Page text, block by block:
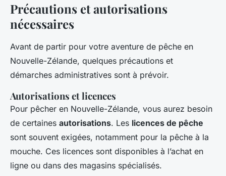
Précautions et autorisations
nécessaires
Avant de partir pour votre aventure de pêche en
Nouvelle-Zélande, quelques précautions et
démarches administratives sont à prévoir.
Autorisations et licences
Pour pêcher en Nouvelle-Zélande, vous aurez besoin
de certaines autorisations. Les licences de pêche
sont souvent exigées, notamment pour la pêche à la
mouche. Ces licences sont disponibles à l’achat en
ligne ou dans des magasins spécialisés.